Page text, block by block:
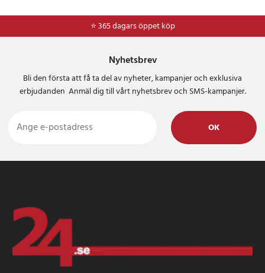
⭐ 365 dagars öppet köp
⭐Frakt 49kr *
Nyhetsbrev
Bli den första att få ta del av nyheter, kampanjer och exklusiva
erbjudanden Anmäl dig till vårt nyhetsbrev och SMS-kampanjer.
OK